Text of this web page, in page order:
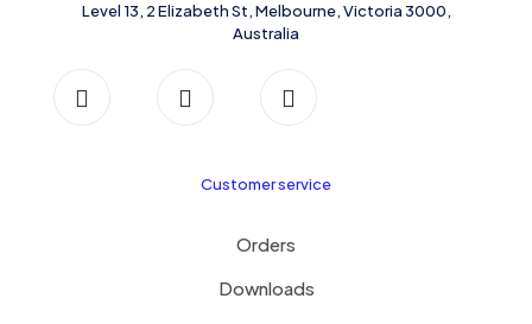
Level 13, 2 Elizabeth St, Melbourne, Victoria 3000,
Australia
Customer service
Orders
Downloads